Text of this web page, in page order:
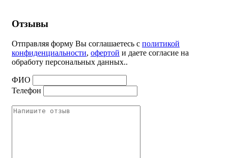
Отзывы
Отправляя форму Вы соглашаетесь с политикой
конфиденциальности, офертой и даете согласие на
обработу персональных данных..
ФИО
Телефон